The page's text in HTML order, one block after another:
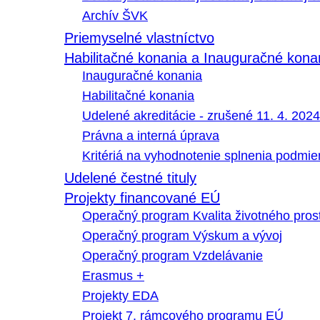
Archív ŠVK
Priemyselné vlastníctvo
Habilitačné konania a Inauguračné
Inauguračné konania
Habilitačné konania
Udelené akreditácie - zrušené 11. 4. 2024
Právna a interná úprava
Kritériá na vyhodnotenie splnenia
Udelené čestné tituly
Projekty financované EÚ
Operačný program Kvalita životného
Operačný program Výskum a vývoj
Operačný program Vzdelávanie
Erasmus +
Projekty EDA
Projekt 7. rámcového programu EÚ